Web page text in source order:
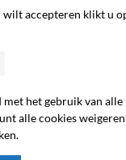
goede
wilt accepteren klikt u
het gebruik van alle
alle cookies weigeren